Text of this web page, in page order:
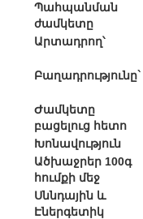
Պահպանման
ժամկետը
Արտադրող՝
Բաղադրությունը`
Ժամկետը
բացելուց հետո
Խոնավություն
Ածխաջրեր 100գ
հումքի մեջ
Սննդային և
Էներգետիկ